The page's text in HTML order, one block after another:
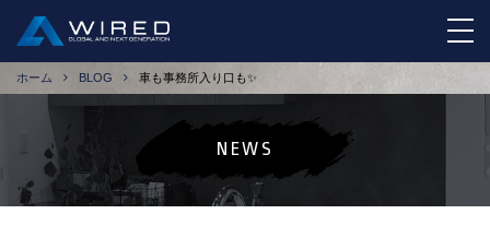
ホーム BLOG 車も事務所入り口も✨
NEWS